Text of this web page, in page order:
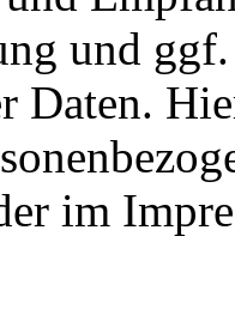
und
Daten.
im